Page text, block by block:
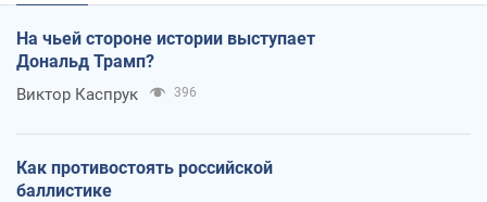
На чьей стороне истории выступает
Дональд Трамп?
Виктор Каспрук 396
Как противостоять российской
баллистике